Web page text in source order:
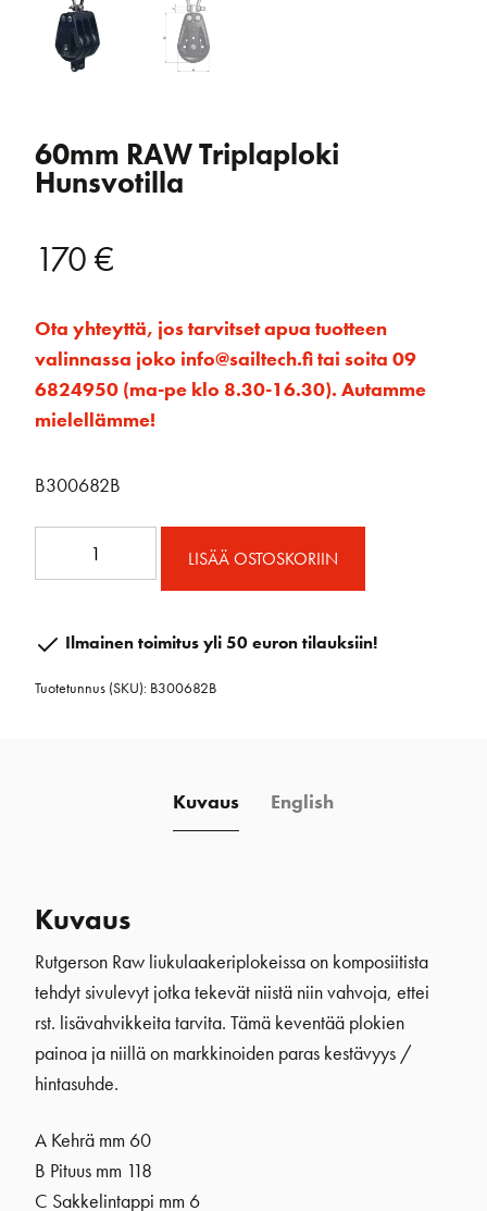
60mm RAW Triplaploki
Hunsvotilla
170€
Ota yhteyttä, jos tarvitset apua tuotteen
valinnassa joko info@sailtech.fi tai soita 09
6824950 (ma-pe klo 8.30-16.30). Autamme
mielellämme!
B300682B
Hunsvotilla
LISÄÄ OSTOSKORIIN
Ilmainen toimitus yli 50 euron tilauksiin!
Tuotetunnus (SKU): B300682B
Kuvaus English
Kuvaus
Rutgerson Raw liukulaakeriplokeissa on komposiitista
tehdyt sivulevyt jotka tekevät niistä niin vahvoja, ettei
rst. lisävahvikkeita tarvita. Tämä keventää plokien
painoa ja niillä on markkinoiden paras kestävyys /
hintasuhde.
A Kehrä mm 60
B Pituus mm 118
C Sakkelintappi mm 6